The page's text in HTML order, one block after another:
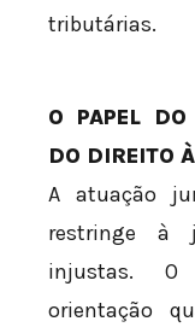
tributárias.
O PAPEL
DO DIREITO
A atuação
restringe à
injustas. O
orientação